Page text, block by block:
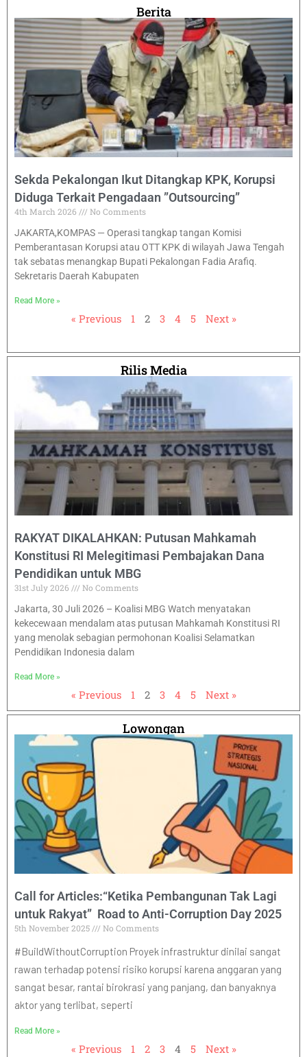
Berita
Sekda Pekalongan Ikut Ditangkap KPK, Korupsi
Diduga Terkait Pengadaan ”Outsourcing”
4th March 2026
No Comments
JAKARTA,KOMPAS — Operasi tangkap tangan Komisi
Pemberantasan Korupsi atau OTT KPK di wilayah Jawa Tengah
tak sebatas menangkap Bupati Pekalongan Fadia Arafiq.
Sekretaris Daerah Kabupaten
Read More »
« Previous 1 2 3 4 5 Next »
Rilis Media
RAKYAT DIKALAHKAN: Putusan Mahkamah
Konstitusi RI Melegitimasi Pembajakan Dana
Pendidikan untuk MBG
31st July 2026
No Comments
Jakarta, 30 Juli 2026 – Koalisi MBG Watch menyatakan
kekecewaan mendalam atas putusan Mahkamah Konstitusi RI
yang menolak sebagian permohonan Koalisi Selamatkan
Pendidikan Indonesia dalam
Read More »
« Previous 1 2 3 4 5 Next »
Lowongan
Call for Articles:“Ketika Pembangunan Tak Lagi
untuk Rakyat” Road to Anti-Corruption Day 2025
5th November 2025 No Comments
#BuildWithoutCorruption Proyek infrastruktur dinilai sangat
rawan terhadap potensi risiko korupsi karena anggaran yang
sangat besar, rantai birokrasi yang panjang, dan banyaknya
aktor yang terlibat, seperti
Read More »
« Previous 1 2 3 4 5 Next »